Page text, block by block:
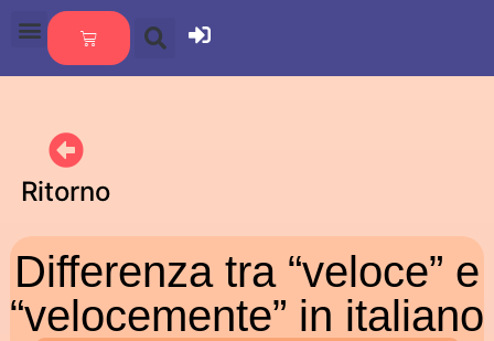
Ritorno
Differenza tra “veloce” e
“velocemente” in italiano